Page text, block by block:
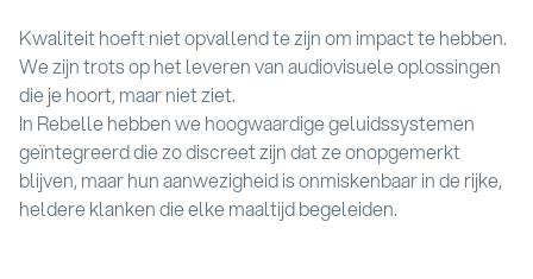
Kwaliteit hoeft niet opvallend te zijn om impact te hebben.
We zijn trots op het leveren van audiovisuele oplossingen
die je hoort, maar niet ziet.
In Rebelle hebben we hoogwaardige geluidssystemen
geïntegreerd die zo discreet zijn dat ze onopgemerkt
blijven, maar hun aanwezigheid is onmiskenbaar in de rijke,
heldere klanken die elke maaltijd begeleiden.